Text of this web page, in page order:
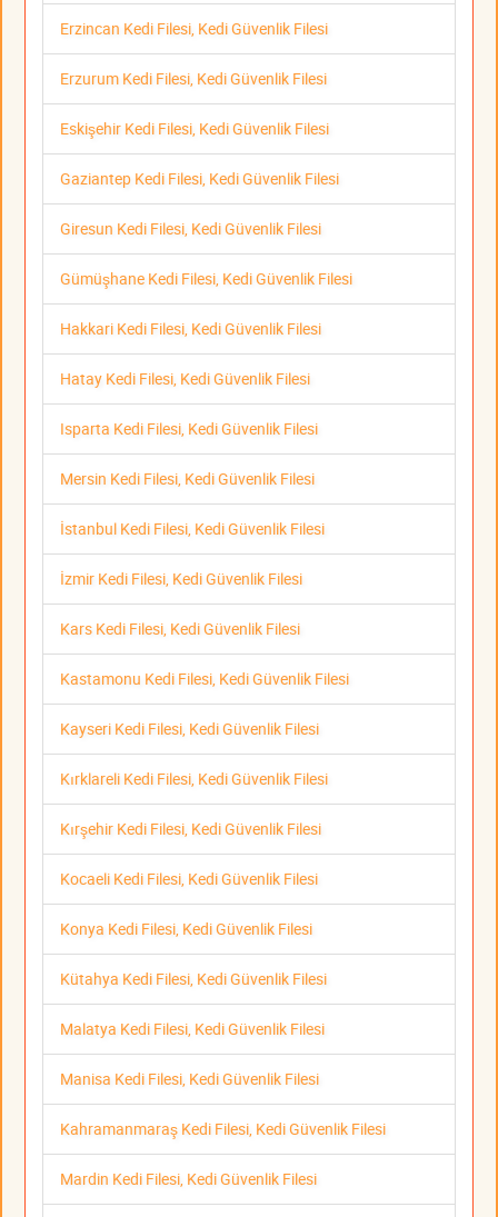
Erzincan Kedi Filesi, Kedi Güvenlik Filesi
Erzurum Kedi Filesi, Kedi Güvenlik Filesi
Eskişehir Kedi Filesi, Kedi Güvenlik Filesi
Gaziantep Kedi Filesi, Kedi Güvenlik Filesi
Giresun Kedi Filesi, Kedi Güvenlik Filesi
Gümüşhane Kedi Filesi, Kedi Güvenlik Filesi
Hakkari Kedi Filesi, Kedi Güvenlik Filesi
Hatay Kedi Filesi, Kedi Güvenlik Filesi
Isparta Kedi Filesi, Kedi Güvenlik Filesi
Mersin Kedi Filesi, Kedi Güvenlik Filesi
İstanbul Kedi Filesi, Kedi Güvenlik Filesi
İzmir Kedi Filesi, Kedi Güvenlik Filesi
Kars Kedi Filesi, Kedi Güvenlik Filesi
Kastamonu Kedi Filesi, Kedi Güvenlik Filesi
Kayseri Kedi Filesi, Kedi Güvenlik Filesi
Kırklareli Kedi Filesi, Kedi Güvenlik Filesi
Kırşehir Kedi Filesi, Kedi Güvenlik Filesi
Kocaeli Kedi Filesi, Kedi Güvenlik Filesi
Konya Kedi Filesi, Kedi Güvenlik Filesi
Kütahya Kedi Filesi, Kedi Güvenlik Filesi
Malatya Kedi Filesi, Kedi Güvenlik Filesi
Manisa Kedi Filesi, Kedi Güvenlik Filesi
Kahramanmaraş Kedi Filesi, Kedi Güvenlik Filesi
Mardin Kedi Filesi, Kedi Güvenlik Filesi